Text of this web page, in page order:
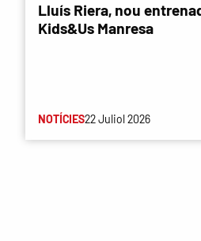
Lluís Riera, nou
Kids&Us Manresa
NOTÍCIES22 Juliol 2026